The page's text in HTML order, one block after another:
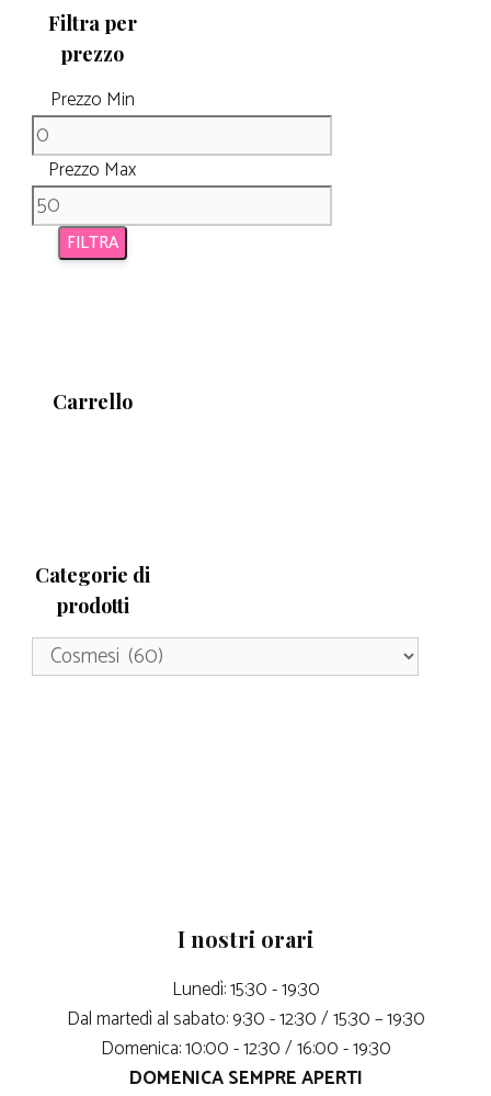
Filtra per
prezzo
Prezzo Min
Prezzo Max
FILTRA
Carrello
Categorie di
prodotti
I nostri orari
Lunedì: 15:30 - 19:30
Dal martedì al sabato: 9:30 - 12:30 / 15:30 – 19:30
Domenica: 10:00 - 12:30 / 16:00 - 19:30
DOMENICA SEMPRE APERTI